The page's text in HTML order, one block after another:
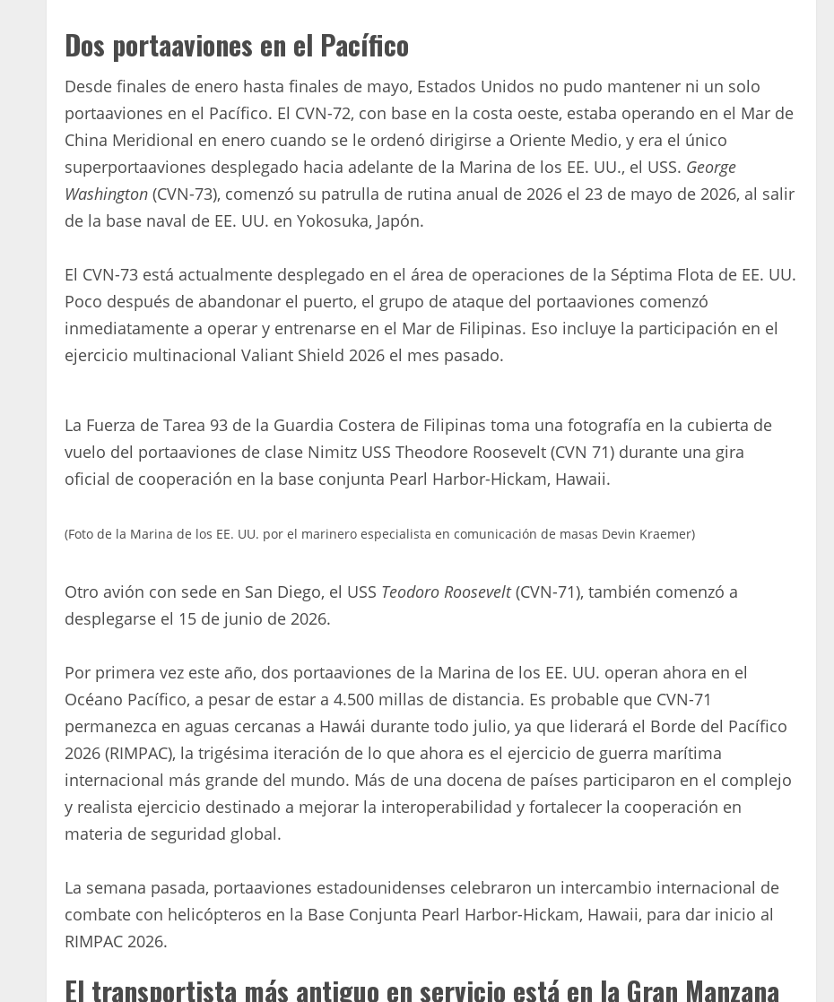
Dos portaaviones en el Pacífico
Desde finales de enero hasta finales de mayo, Estados Unidos no pudo mantener ni un solo
portaaviones en el Pacífico. El CVN-72, con base en la costa oeste, estaba operando en el Mar de
China Meridional en enero cuando se le ordenó dirigirse a Oriente Medio, y era el único
superportaaviones desplegado hacia adelante de la Marina de los EE. UU., el USS. George
Washington (CVN-73), comenzó su patrulla de rutina anual de 2026 el 23 de mayo de 2026, al salir
de la base naval de EE. UU. en Yokosuka, Japón.
El CVN-73 está actualmente desplegado en el área de operaciones de la Séptima Flota de EE. UU.
Poco después de abandonar el puerto, el grupo de ataque del portaaviones comenzó
inmediatamente a operar y entrenarse en el Mar de Filipinas. Eso incluye la participación en el
ejercicio multinacional Valiant Shield 2026 el mes pasado.
La Fuerza de Tarea 93 de la Guardia Costera de Filipinas toma una fotografía en la cubierta de
vuelo del portaaviones de clase Nimitz USS Theodore Roosevelt (CVN 71) durante una gira
oficial de cooperación en la base conjunta Pearl Harbor-Hickam, Hawaii.
(Foto de la Marina de los EE. UU. por el marinero especialista en comunicación de masas Devin Kraemer)
Otro avión con sede en San Diego, el USS Teodoro Roosevelt(CVN-71), también comenzó a
desplegarse el 15 de junio de 2026.
Por primera vez este año, dos portaaviones de la Marina de los EE. UU. operan ahora en el
Océano Pacífico, a pesar de estar a 4.500 millas de distancia. Es probable que CVN-71
permanezca en aguas cercanas a Hawái durante todo julio, ya que liderará el Borde del Pacífico
2026 (RIMPAC), la trigésima iteración de lo que ahora es el ejercicio de guerra marítima
internacional más grande del mundo. Más de una docena de países participaron en el complejo
y realista ejercicio destinado a mejorar la interoperabilidad y fortalecer la cooperación en
materia de seguridad global.
La semana pasada, portaaviones estadounidenses celebraron un intercambio internacional de
combate con helicópteros en la Base Conjunta Pearl Harbor-Hickam, Hawaii, para dar inicio al
RIMPAC 2026.
El transportista más antiguo en servicio está en la Gran Manzana